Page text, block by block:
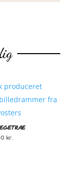
kr.